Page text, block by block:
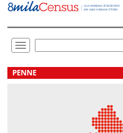
Vai
direttamente
Toggle
navigation
.
PENNE